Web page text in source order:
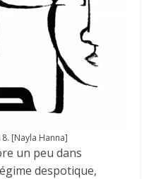
[Nayla Hanna]
un peu dans
despotique,